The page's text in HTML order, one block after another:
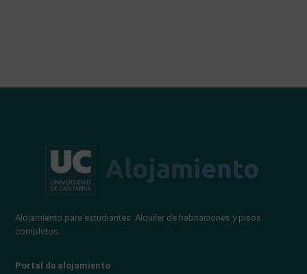
Alojamiento para estudiantes. Alquiler de habitaciones y pisos
completos.
Portal de alojamiento